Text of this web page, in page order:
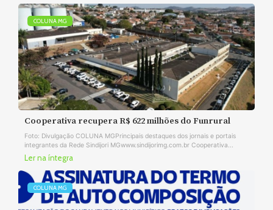
COLUNA MG
Cooperativa recupera R$ 622 milhões do Funrural
Foto: Divulgação COLUNA MGPrincipais destaques dos jornais e portais
integrantes da Rede Sindijori MGwww.sindijorimg.com.br Cooperativa...
Ler na íntegra
COLUNA MG